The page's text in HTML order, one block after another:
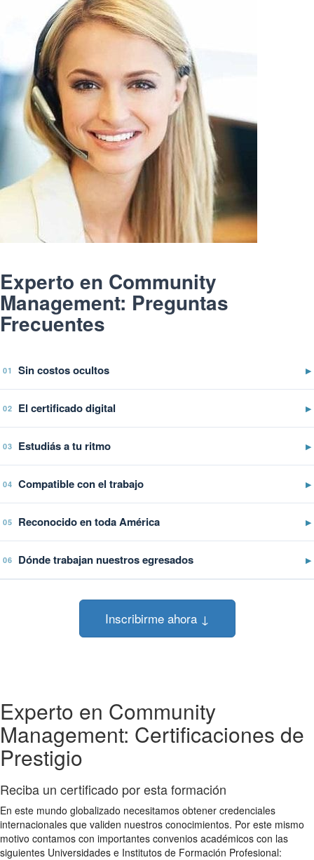
Experto en Community
Management: Preguntas
Frecuentes
01 Sin costos ocultos ▶
02 El certificado digital ▶
03 Estudiás a tu ritmo ▶
04 Compatible con el trabajo ▶
05 Reconocido en toda América ▶
06 Dónde trabajan nuestros egresados ▶
Inscribirme ahora ↓
Experto en Community
Management: Certificaciones de
Prestigio
Reciba un certificado por esta formación
En este mundo globalizado necesitamos obtener credenciales
internacionales que validen nuestros conocimientos. Por este mismo
motivo contamos con importantes convenios académicos con las
siguientes Universidades e Institutos de Formación Profesional: